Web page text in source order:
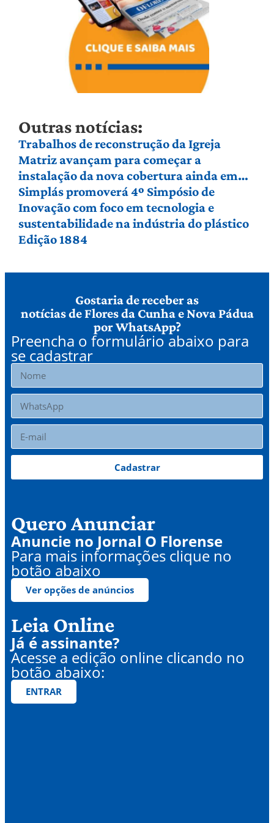
Outras notícias:
Trabalhos de reconstrução da Igreja
Matriz avançam para começar a
instalação da nova cobertura ainda em
agosto
Simplás promoverá 4º Simpósio de
Inovação com foco em tecnologia e
sustentabilidade na indústria do plástico
Edição 1884
Gostaria de receber as
notícias de Flores da Cunha e Nova Pádua
por WhatsApp?
Preencha o formulário abaixo para
se cadastrar
Cadastrar
Quero Anunciar
Anuncie no Jornal O Florense
Para mais informações clique no
botão abaixo
Ver opções de anúncios
Leia Online
Já é assinante?
Acesse a edição online clicando no
botão abaixo:
ENTRAR